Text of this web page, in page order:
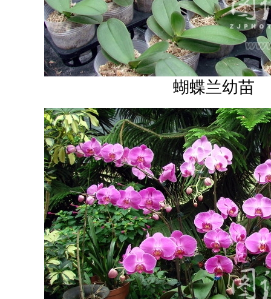
蝴蝶兰幼苗